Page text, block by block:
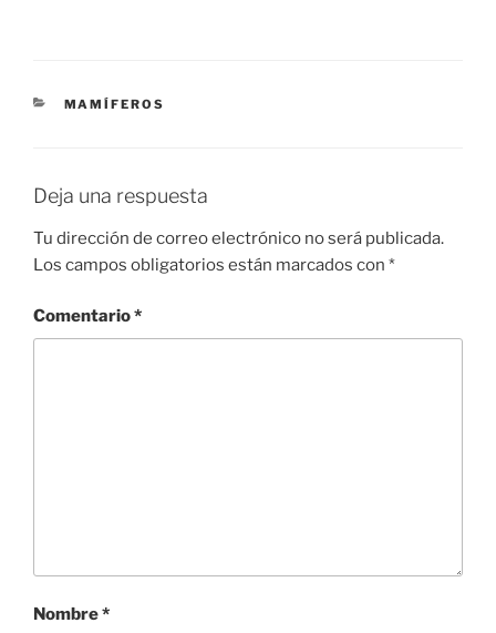
CATEGORÍAS
MAMÍFEROS
Deja una respuesta
Tu dirección de correo electrónico no será publicada.
Los campos obligatorios están marcados con *
Comentario*
Nombre*